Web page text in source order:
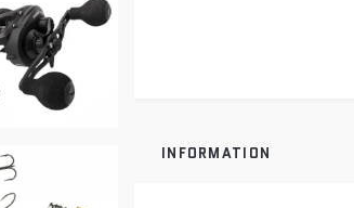
INFORMATION